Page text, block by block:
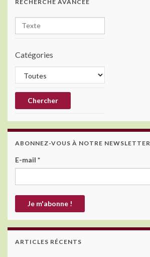
RECHERCHE AVANCÉE
Catégories
ABONNEZ-VOUS À NOTRE NEWSLETTER
E-mail *
ARTICLES RÉCENTS